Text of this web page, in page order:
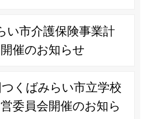
い市介護保険事業計
催のお知らせ
くばみらい市立学校
委員会開催のお知ら